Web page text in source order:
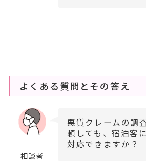
よくある質問とその答え
相談者
悪質クレームの調
頼しても、宿泊客
対応できますか？